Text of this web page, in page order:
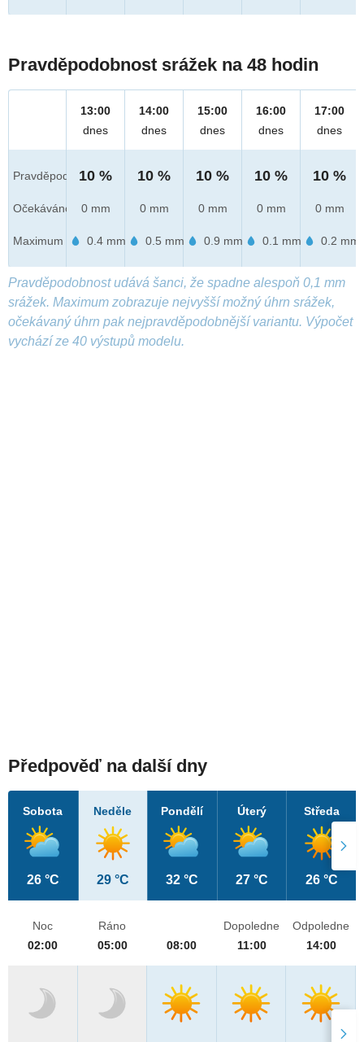
Pravděpodobnost srážek na 48 hodin
Pravděpod.
Očekáváno
Maximum
13:00
dnes
10 %
0 mm
0.4 mm
14:00
dnes
10 %
0 mm
0.5 mm
15:00
dnes
10 %
0 mm
0.9 mm
16:00
dnes
10 %
0 mm
0.1 mm
17:00
dnes
10 %
0 mm
0.2 mm
Pravděpodobnost udává šanci, že spadne alespoň 0,1 mm
srážek. Maximum zobrazuje nejvyšší možný úhrn srážek,
očekávaný úhrn pak nejpravděpodobnější variantu. Výpočet
vychází ze 40 výstupů modelu.
Předpověď na další dny
Sobota
26 °C
Neděle
29 °C
Pondělí
32 °C
Úterý
27 °C
Středa
26 °C
Noc
02:00
Ráno
05:00
08:00
Dopoledne
11:00
Odpoledne
14:00